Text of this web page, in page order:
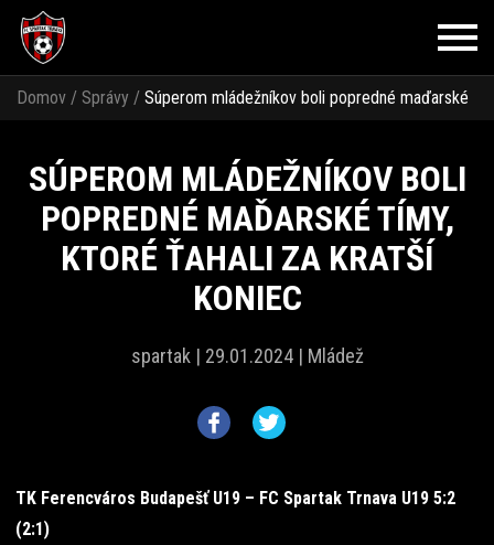
Domov / Správy / Súperom mládežníkov boli popredné maďarské
SÚPEROM MLÁDEŽNÍKOV BOLI
POPREDNÉ MAĎARSKÉ TÍMY,
KTORÉ ŤAHALI ZA KRATŠÍ
KONIEC
spartak | 29.01.2024 | Mládež
TK Ferencváros Budapešť U19 – FC Spartak Trnava U19 5:2
(2:1)